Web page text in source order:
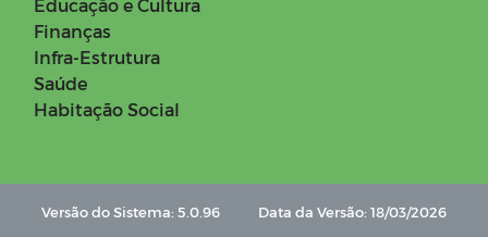
Educação e Cultura
Finanças
Infra-Estrutura
Saúde
Habitação Social
Versão do Sistema: 5.0.96 Data da Versão: 18/03/2026